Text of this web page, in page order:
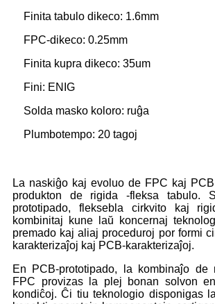
Finita tabulo dikeco: 1.6mm
FPC-dikeco: 0.25mm
Finita kupra dikeco: 35um
Fini: ENIG
Solda masko koloro: ruĝa
Plumbotempo: 20 tagoj
La naskiĝo kaj evoluo de FPC kaj
produkton de rigida -fleksa tabulo.
prototipado, fleksebla cirkvito kaj
kombinitaj kune laŭ koncernaj
premado kaj aliaj proceduroj por formi
karakterizaĵoj kaj PCB-karakterizaĵoj.
En PCB-prototipado, la kombinaĵo de
FPC provizas la plej bonan solvon
kondiĉoj. Ĉi tiu teknologio disponigas